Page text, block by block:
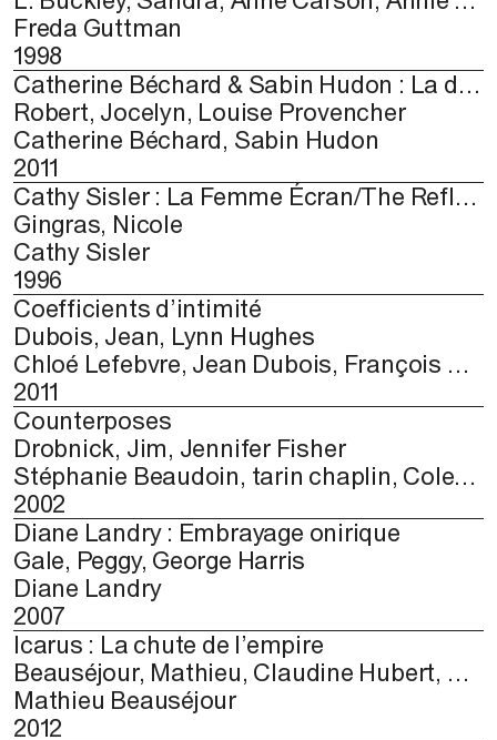
Freda Guttman
1998
Catherine Béchard & Sabin Hudon : La dérive de l’instant
Robert, Jocelyn, Louise Provencher
Catherine Béchard, Sabin Hudon
2011
Cathy Sisler : La Femme Écran/The Reflexive Woman
Gingras, Nicole
Cathy Sisler
1996
Coefficients d’intimité
Dubois, Jean, Lynn Hughes
Chloé Lefebvre, Jean Dubois, François Quévillon, Lynn Hughes, Heather Kelly, Karmen Franinovic, Yon Visell, Adad Hannah, Niklas Roy, Ying Gao, Matthew Biederman, James Partaik
2011
Counterposes
Drobnick, Jim, Jennifer Fisher
Stéphanie Beaudoin, tarin chaplin, Colette, Kim Dawn Dawn, Christof Migone, Shawna Dempsey, Lorri Millan, Rachel Echenberg, Nathalie Grimard, Louise Liliefeldt, Christine Martin, David McFarlane, The Other Theatre, Kathryn Walter
2002
Diane Landry : Embrayage onirique
Gale, Peggy, George Harris
Diane Landry
2007
Icarus : La chute de l’empire
Beauséjour, Mathieu, Claudine Hubert, André-Louis Paré
Mathieu Beauséjour
2012